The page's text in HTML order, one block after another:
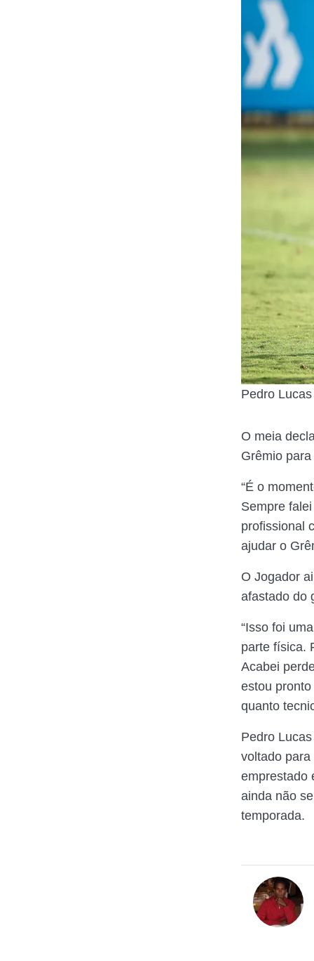
Pedro
O meia
Grêmio
“É o
Sempre
profissional
ajudar o
O Jogador
afastado do
“Isso foi
parte física.
Acabei
estou
quanto
Pedro
voltado
emprestado
ainda não
temporada.